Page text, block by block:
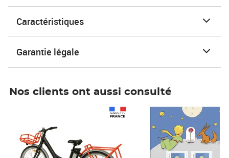
Caractéristiques
Garantie légale
Nos clients ont aussi consulté
Prix 7,50€